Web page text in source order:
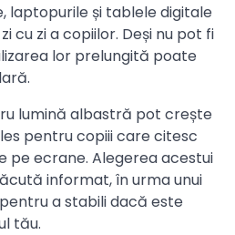
laptopurile și tablele digitale
cu zi a copiilor. Deși nu pot fi
lor prelungită poate
lumină albastră pot crește
pentru copiii care citesc
pe ecrane. Alegerea acestui
informat, în urma unui
a stabili dacă este
tău.